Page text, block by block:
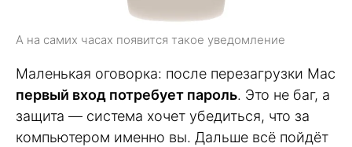
А на самих часах появится такое уведомление
Маленькая оговорка: после перезагрузки Mac
первый вход потребует пароль. Это не баг, а
защита — система хочет убедиться, что за
компьютером именно вы. Дальше всё пойдёт